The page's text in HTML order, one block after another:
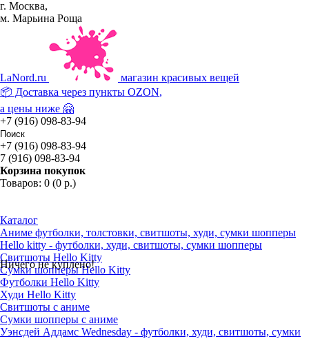
г. Москва,
м. Марьина Роща
LaNord.ru
магазин красивых вещей
📦 Доставка через пункты OZON,
а цены ниже 🤗
+7 (916) 098-83-94
+7 (916) 098-83-94
7 (916) 098-83-94
Корзина покупок
Товаров: 0 (0 р.)
Ничего не куплено!
Каталог
Аниме футболки, толстовки, свитшоты, худи, сумки шопперы
Hello kitty - футболки, худи, свитшоты, сумки шопперы
Свитшоты Hello Kitty
Сумки шопперы Hello Kitty
Футболки Hello Kitty
Худи Hello Kitty
Свитшоты с аниме
Сумки шопперы с аниме
Уэнсдей Аддамс Wednesday - футболки, худи, свитшоты, сумки